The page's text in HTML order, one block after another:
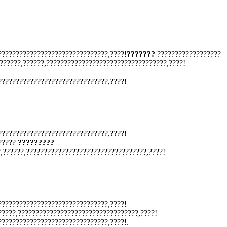
??????? ??????????????????
?????????